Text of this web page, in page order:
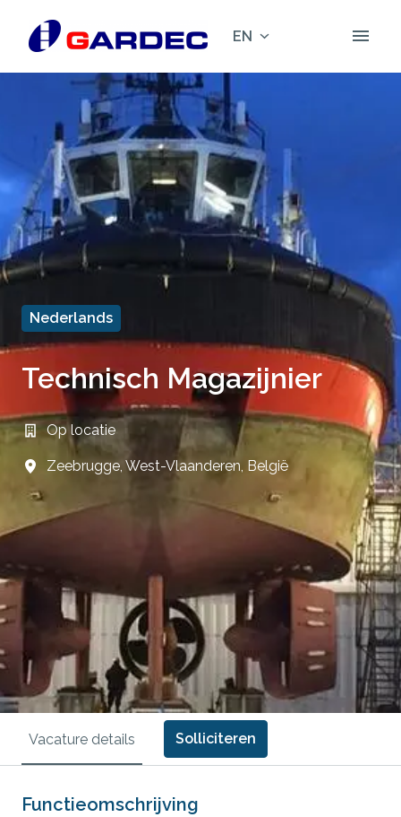
content
Homepage EN
Nederlands
Technisch Magazijnier
Op locatie
Zeebrugge West-Vlaanderen België
Vacature details Solliciteren
Functieomschrijving